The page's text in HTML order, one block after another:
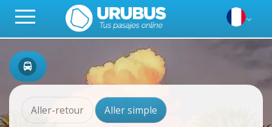
Aller-retour Aller simple